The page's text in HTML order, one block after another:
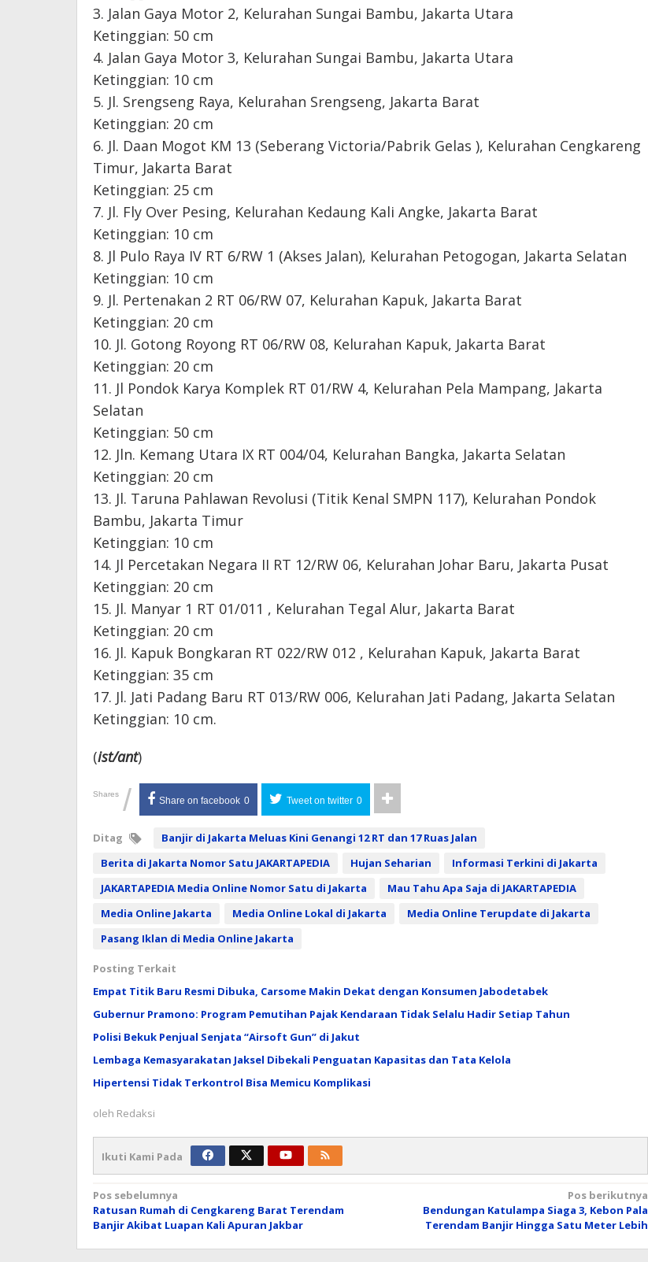
3. Jalan Gaya Motor 2, Kelurahan Sungai Bambu, Jakarta Utara
Ketinggian: 50 cm
4. Jalan Gaya Motor 3, Kelurahan Sungai Bambu, Jakarta Utara
Ketinggian: 10 cm
5. Jl. Srengseng Raya, Kelurahan Srengseng, Jakarta Barat
Ketinggian: 20 cm
6. Jl. Daan Mogot KM 13 (Seberang Victoria/Pabrik Gelas ), Kelurahan Cengkareng
Timur, Jakarta Barat
Ketinggian: 25 cm
7. Jl. Fly Over Pesing, Kelurahan Kedaung Kali Angke, Jakarta Barat
Ketinggian: 10 cm
8. Jl Pulo Raya IV RT 6/RW 1 (Akses Jalan), Kelurahan Petogogan, Jakarta Selatan
Ketinggian: 10 cm
9. Jl. Pertenakan 2 RT 06/RW 07, Kelurahan Kapuk, Jakarta Barat
Ketinggian: 20 cm
10. Jl. Gotong Royong RT 06/RW 08, Kelurahan Kapuk, Jakarta Barat
Ketinggian: 20 cm
11. Jl Pondok Karya Komplek RT 01/RW 4, Kelurahan Pela Mampang, Jakarta
Selatan
Ketinggian: 50 cm
12. Jln. Kemang Utara IX RT 004/04, Kelurahan Bangka, Jakarta Selatan
Ketinggian: 20 cm
13. Jl. Taruna Pahlawan Revolusi (Titik Kenal SMPN 117), Kelurahan Pondok
Bambu, Jakarta Timur
Ketinggian: 10 cm
14. Jl Percetakan Negara II RT 12/RW 06, Kelurahan Johar Baru, Jakarta Pusat
Ketinggian: 20 cm
15. Jl. Manyar 1 RT 01/011 , Kelurahan Tegal Alur, Jakarta Barat
Ketinggian: 20 cm
16. Jl. Kapuk Bongkaran RT 022/RW 012 , Kelurahan Kapuk, Jakarta Barat
Ketinggian: 35 cm
17. Jl. Jati Padang Baru RT 013/RW 006, Kelurahan Jati Padang, Jakarta Selatan
Ketinggian: 10 cm.
(ist/ant)
Shares / Share on facebook 0 Tweet on twitter 0
Ditag
Banjir di Jakarta Meluas Kini Genangi 12 RT dan 17 Ruas Jalan
Berita di Jakarta Nomor Satu JAKARTAPEDIA
Hujan Seharian
Informasi Terkini di Jakarta
JAKARTAPEDIA Media Online Nomor Satu di Jakarta
Mau Tahu Apa Saja di JAKARTAPEDIA
Media Online Jakarta
Media Online Lokal di Jakarta
Media Online Terupdate di Jakarta
Pasang Iklan di Media Online Jakarta
Posting Terkait
Empat Titik Baru Resmi Dibuka, Carsome Makin Dekat dengan Konsumen Jabodetabek
Gubernur Pramono: Program Pemutihan Pajak Kendaraan Tidak Selalu Hadir Setiap Tahun
Polisi Bekuk Penjual Senjata “Airsoft Gun” di Jakut
Lembaga Kemasyarakatan Jaksel Dibekali Penguatan Kapasitas dan Tata Kelola
Hipertensi Tidak Terkontrol Bisa Memicu Komplikasi
oleh Redaksi
Ikuti Kami Pada
Navigasi
pos
Pos sebelumnya
Ratusan Rumah di Cengkareng Barat Terendam
Banjir Akibat Luapan Kali Apuran Jakbar
Pos berikutnya
Bendungan Katulampa Siaga 3, Kebon Pala
Terendam Banjir Hingga Satu Meter Lebih